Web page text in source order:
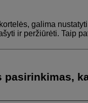
galima
ir peržiūrėti. Taip
pasirinkimas,